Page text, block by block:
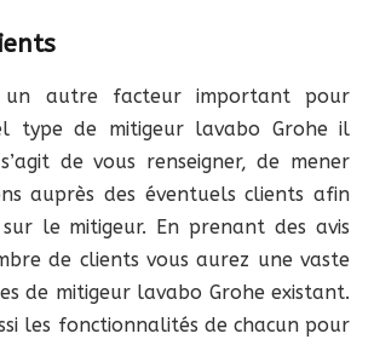
un autre facteur important pour
type de mitigeur lavabo Grohe il
de vous renseigner, de mener
auprès des éventuels clients afin
le mitigeur. En prenant des avis
de clients vous aurez une vaste
de mitigeur lavabo Grohe existant.
les fonctionnalités de chacun pour